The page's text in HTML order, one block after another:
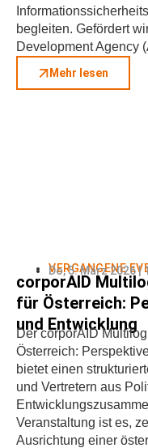
begleiten. Gefördert
Development Agency
Mehr lesen
VERGANGENE
Do, 5. März 2026 |
corporAID
für Österreich:
und Entwicklung
Der corporAID
Österreich:
bietet einen
und Vertretern aus
Veranstaltung ist es,
Ausrichtung einer